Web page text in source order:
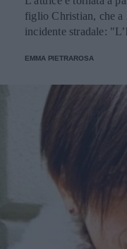
figlio Christian, che a
incidente stradale:
EMMA PIETRAROSA